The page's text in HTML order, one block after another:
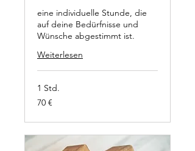
eine individuelle Stunde, die
auf deine Bedürfnisse und
Wünsche abgestimmt ist.
Weiterlesen
1 Std.
70
Euro
70 €